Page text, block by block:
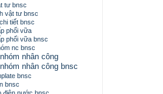
tư bnsc
vật tư bnsc
tiết bnsc
phối vữa
phối vữa bnsc
nc bnsc
nhân công
nhân công bnsc
bnsc
bnsc